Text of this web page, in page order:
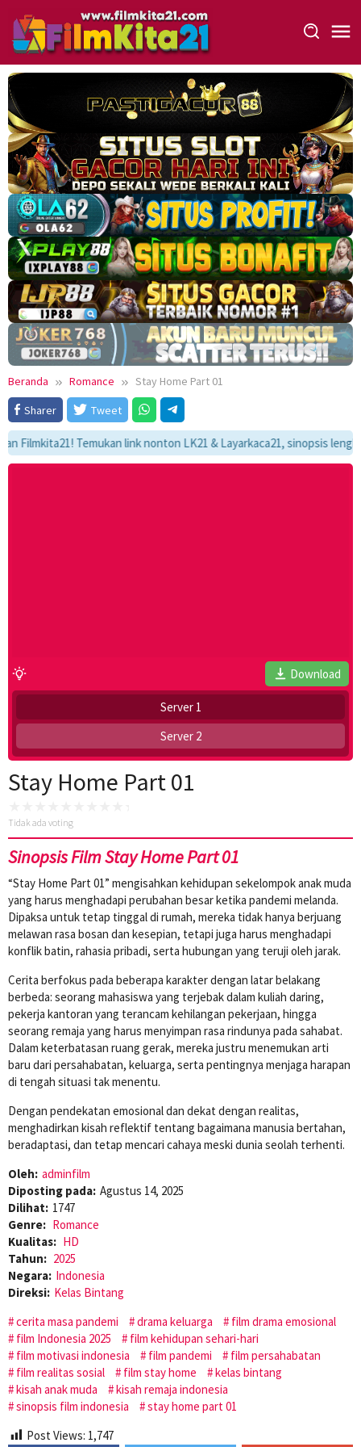
konten
Beranda Romance
Stay Home Part 01
Sharer
Tweet
Temukan link nonton LK21 & Layarkaca21, sinopsis
Download
Server 1
Server 2
Stay Home Part 01
Tidak ada voting
Sinopsis Film Stay Home Part 01
“Stay Home Part 01” mengisahkan kehidupan sekelompok anak muda
yang harus menghadapi perubahan besar ketika pandemi melanda.
Dipaksa untuk tetap tinggal di rumah, mereka tidak hanya berjuang
melawan rasa bosan dan kesepian, tetapi juga harus menghadapi
konflik batin, rahasia pribadi, serta hubungan yang teruji oleh jarak.
Cerita berfokus pada beberapa karakter dengan latar belakang
berbeda: seorang mahasiswa yang terjebak dalam kuliah daring,
pekerja kantoran yang terancam kehilangan pekerjaan, hingga
seorang remaja yang harus menyimpan rasa rindunya pada sahabat.
Dalam keterbatasan ruang gerak, mereka justru menemukan arti
baru dari persahabatan, keluarga, serta pentingnya menjaga harapan
di tengah situasi tak menentu.
Dengan pendekatan emosional dan dekat dengan realitas,
menghadirkan kisah reflektif tentang bagaimana manusia bertahan,
beradaptasi, dan tetap mencari cahaya meski dunia seolah terhenti.
Oleh: adminfilm
Diposting pada: Agustus 14, 2025
Dilihat: 1747
Genre: Romance
Kualitas: HD
Tahun: 2025
Negara: Indonesia
Direksi: Kelas Bintang
cerita masa pandemi
drama keluarga
film drama emosional
film Indonesia 2025
film kehidupan sehari-hari
film motivasi indonesia
film pandemi
film persahabatan
film realitas sosial
film stay home
kelas bintang
kisah anak muda
kisah remaja indonesia
sinopsis film indonesia
stay home part 01
Post Views: 1,747